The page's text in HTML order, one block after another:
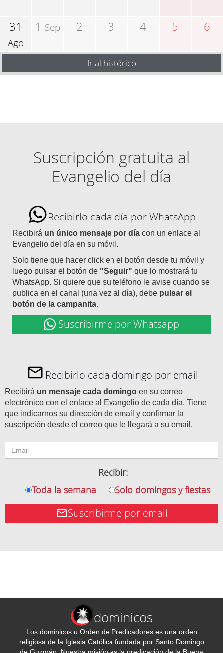
31
Ago
1 Sep 2 3 4 5 6
Ir al histórico
Suscripción gratuita al
Evangelio del día
Recibirlo cada día por WhatsApp
Recibirá un único mensaje por día con un enlace al
Evangelio del día en su móvil.
Solo tiene que hacer click en el botón desde tu móvil y
luego pulsar el botón de "Seguir" que lo mostrará tu
WhatsApp. Si quiere que su teléfono le avise cuando se
publica en el canal (una vez al día), debe pulsar el
botón de la campanita.
Suscribirme por Whatsapp
Recibirlo cada domingo por email
Recibirá un mensaje cada domingo en su correo
electrónico con el enlace al Evangelio de cada día. Tiene
que indicarnos su dirección de email y confirmar la
suscripción desde el correo que le llegará a su email.
Recibir:
Toda la semana
Solo domingos y fiestas
Suscribirme por email
dominicos
Los dominicos u Orden de Predicadores es una orden
religiosa de la Iglesia Católica fundada por Santo Domingo